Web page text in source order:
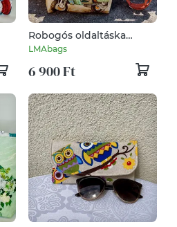
Robogós oldaltáska
rozsda
LMAbags
6 900 Ft